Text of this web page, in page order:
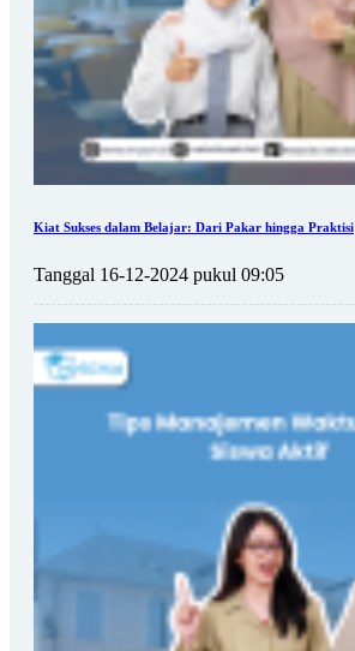
Kiat Sukses dalam Belajar: Dari Pakar hingga Praktisi
Tanggal 16-12-2024 pukul 09:05